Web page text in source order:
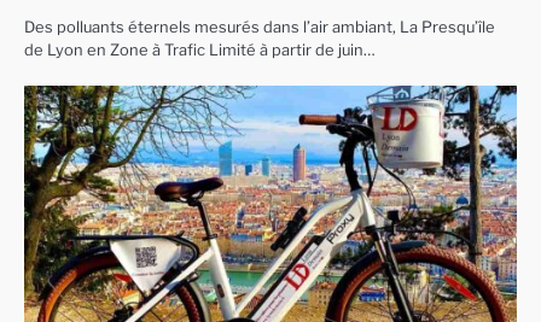
Des polluants éternels mesurés dans l’air ambiant, La Presqu’île
de Lyon en Zone à Trafic Limité à partir de juin…